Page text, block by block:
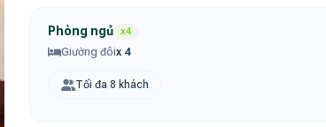
Phòng ngủ x4
Giường đôix 4
Tối đa 8 khách